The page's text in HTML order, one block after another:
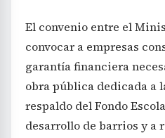
El convenio entre el
convocar a empresas
garantía financiera
obra pública dedicada a
respaldo del Fondo
desarrollo de barrios y a